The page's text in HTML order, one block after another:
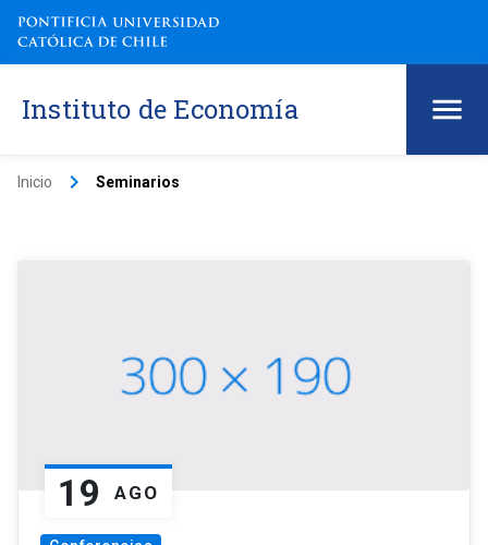
Instituto de Economía
Inicio keyboard_arrow_right Seminarios
19 AGO